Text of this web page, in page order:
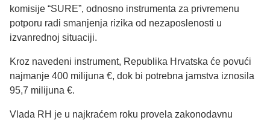
komisije “SURE”, odnosno instrumenta za privremenu
potporu radi smanjenja rizika od nezaposlenosti u
izvanrednoj situaciji.
Kroz navedeni instrument, Republika Hrvatska će povući
najmanje 400 milijuna €, dok bi potrebna jamstva iznosila
95,7 milijuna €.
Vlada RH je u najkraćem roku provela zakonodavnu